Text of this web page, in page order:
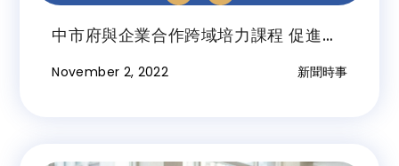
中市府與企業合作跨域培力課程 促進中
November 2, 2022 新聞時事